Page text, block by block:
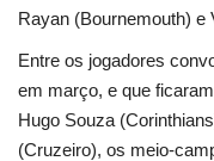
Rayan (Bournemouth) e
Entre os jogadores
em março, e que
Hugo Souza
(Cruzeiro), os meio-